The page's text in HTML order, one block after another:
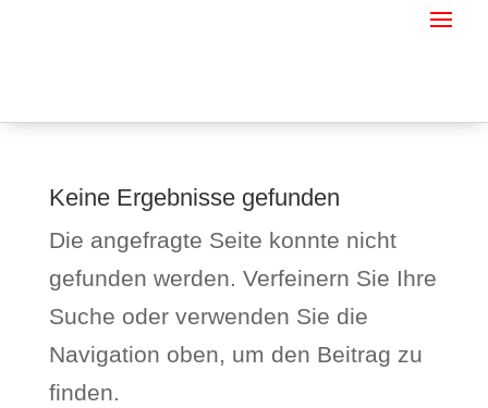
Keine Ergebnisse gefunden
Die angefragte Seite konnte nicht
gefunden werden. Verfeinern Sie Ihre
Suche oder verwenden Sie die
Navigation oben, um den Beitrag zu
finden.